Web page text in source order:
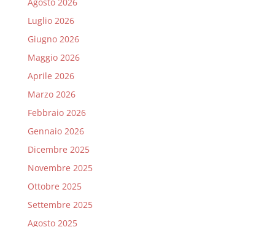
Luglio 2026
Giugno 2026
Maggio 2026
Aprile 2026
Marzo 2026
Febbraio 2026
Gennaio 2026
Dicembre 2025
Novembre 2025
Ottobre 2025
Settembre 2025
Agosto 2025